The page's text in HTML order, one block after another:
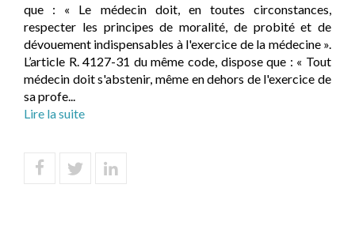
que : « Le médecin doit, en toutes circonstances,
respecter les principes de moralité, de probité et de
dévouement indispensables à l'exercice de la médecine ».
L’article R. 4127-31 du même code, dispose que : « Tout
médecin doit s'abstenir, même en dehors de l'exercice de
sa profe...
Lire la suite